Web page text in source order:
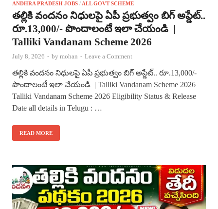
ANDHRA PRADESH JOBS / ALL GOVT SCHEME
తల్లికి వందనం నిధులపై ఏపీ ప్రభుత్వం బిగ్ అప్డేట్..
రూ.13,000/- పొందాలంటే ఇలా చేయండి |
Talliki Vandanam Scheme 2026
July 8, 2026 - by mohan - Leave a Comment
తల్లికి వందనం నిధులపై ఏపీ ప్రభుత్వం బిగ్ అప్డేట్.. రూ.13,000/-
పొందాలంటే ఇలా చేయండి | Talliki Vandanam Scheme 2026
Talliki Vandanam Scheme 2026 Eligibility Status & Release
Date all details in Telugu : …
READ MORE